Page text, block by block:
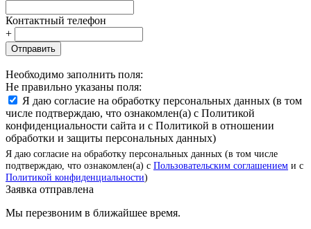
Контактный телефон
+
Отправить
Необходимо заполнить поля:
Не правильно указаны поля:
Я даю согласие на обработку персональных данных (в том
числе подтверждаю, что ознакомлен(а) с Политикой
конфиденциальности сайта и с Политикой в отношении
обработки и защиты персональных данных)
Я даю согласие на обработку персональных данных (в том числе
подтверждаю, что ознакомлен(а) с Пользовательским соглашением и с
Политикой конфиденциальности)
Заявка отправлена
Мы перезвоним в ближайшее время.